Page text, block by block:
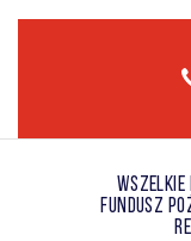
FUNDUSZ